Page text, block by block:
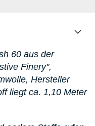
60 aus der
Finery",
Hersteller
liegt ca. 1,10 Meter